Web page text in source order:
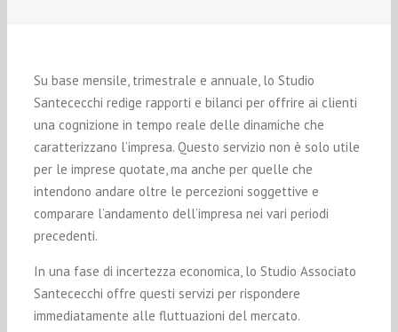
Su base mensile, trimestrale e annuale, lo Studio
Santececchi redige rapporti e bilanci per offrire ai clienti
una cognizione in tempo reale delle dinamiche che
caratterizzano l’impresa. Questo servizio non è solo utile
per le imprese quotate, ma anche per quelle che
intendono andare oltre le percezioni soggettive e
comparare l’andamento dell’impresa nei vari periodi
precedenti.
In una fase di incertezza economica, lo Studio Associato
Santececchi offre questi servizi per rispondere
immediatamente alle fluttuazioni del mercato.